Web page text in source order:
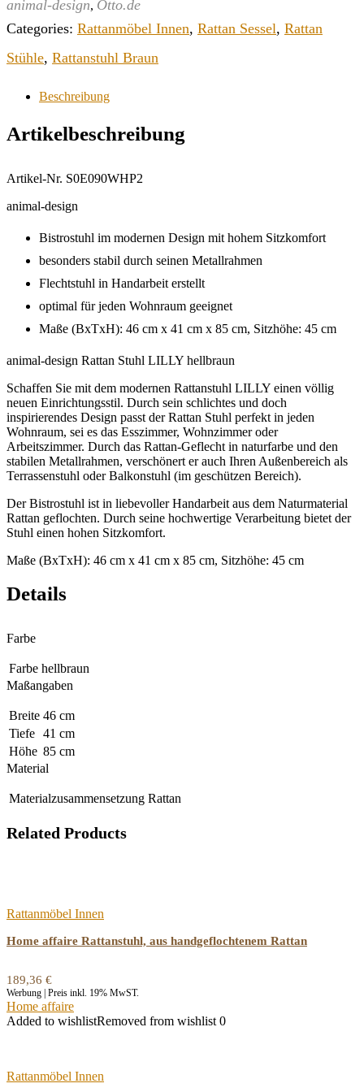
animal-design, Otto.de
Categories: Rattanmöbel Innen, Rattan Sessel, Rattan
Stühle, Rattanstuhl Braun
Beschreibung
Artikelbeschreibung
Artikel-Nr. S0E090WHP2
animal-design
Bistrostuhl im modernen Design mit hohem Sitzkomfort
besonders stabil durch seinen Metallrahmen
Flechtstuhl in Handarbeit erstellt
optimal für jeden Wohnraum geeignet
Maße (BxTxH): 46 cm x 41 cm x 85 cm, Sitzhöhe: 45 cm
animal-design Rattan Stuhl LILLY hellbraun
Schaffen Sie mit dem modernen Rattanstuhl LILLY einen völlig
neuen Einrichtungsstil. Durch sein schlichtes und doch
inspirierendes Design passt der Rattan Stuhl perfekt in jeden
Wohnraum, sei es das Esszimmer, Wohnzimmer oder
Arbeitszimmer. Durch das Rattan-Geflecht in naturfarbe und den
stabilen Metallrahmen, verschönert er auch Ihren Außenbereich als
Terrassenstuhl oder Balkonstuhl (im geschützen Bereich).
Der Bistrostuhl ist in liebevoller Handarbeit aus dem Naturmaterial
Rattan geflochten. Durch seine hochwertige Verarbeitung bietet der
Stuhl einen hohen Sitzkomfort.
Maße (BxTxH): 46 cm x 41 cm x 85 cm, Sitzhöhe: 45 cm
Details
Farbe
Farbe hellbraun
Maßangaben
Breite 46 cm
Tiefe 41 cm
Höhe 85 cm
Material
Materialzusammensetzung Rattan
Related Products
Rattanmöbel Innen
Home affaire Rattanstuhl, aus handgeflochtenem Rattan
189,36 €
Werbung | Preis inkl. 19% MwST.
Home affaire
Added to wishlistRemoved from wishlist 0
Rattanmöbel Innen